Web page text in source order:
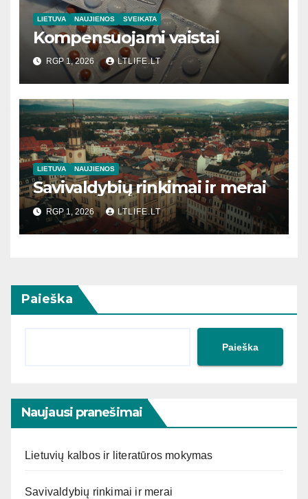
LIETUVA NAUJIENOS SVEIKATA
Kompensuojami vaistai
RGP 1, 2026 LTLIFE.LT
LIETUVA NAUJIENOS
Savivaldybių rinkimai ir merai
RGP 1, 2026 LTLIFE.LT
Paieška
Paieška
Naujausi pranešimai
Lietuvių kalbos ir literatūros mokymas
Savivaldybių rinkimai ir merai